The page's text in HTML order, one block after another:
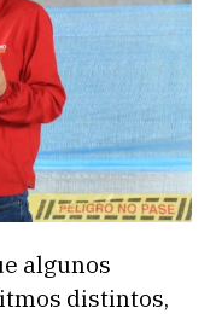
algunos
distintos,